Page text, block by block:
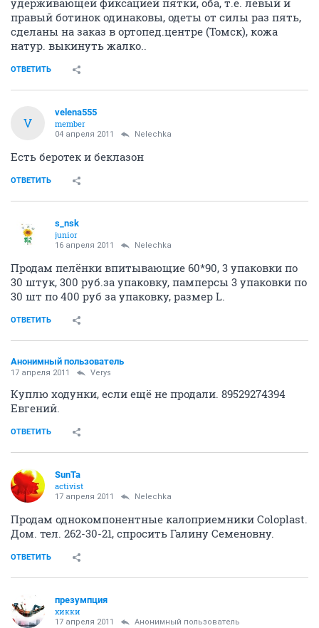
правый ботинок одинаковы, одеты от силы раз пять,
сделаны на заказ в ортопед.центре (Томск), кожа
натур. выкинуть жалко..
ОТВЕТИТЬ
V
velena555
member
04 апреля 2011 Nelechka
Есть беротек и беклазон
ОТВЕТИТЬ
s_nsk
junior
16 апреля 2011 Nelechka
Продам пелёнки впитывающие 60*90, 3 упаковки по
30 штук, 300 руб.за упаковку, памперсы 3 упаковки по
30 шт по 400 руб за упаковку, размер L.
ОТВЕТИТЬ
Анонимный пользователь
17 апреля 2011 Verys
Куплю ходунки, если ещё не продали. 89529274394
Евгений.
ОТВЕТИТЬ
SunTa
activist
17 апреля 2011 Nelechka
Продам однокомпонентные калоприемники Coloplast.
Дом. тел. 262-30-21, спросить Галину Семеновну.
ОТВЕТИТЬ
презумпция
хикки
17 апреля 2011 Анонимный пользователь